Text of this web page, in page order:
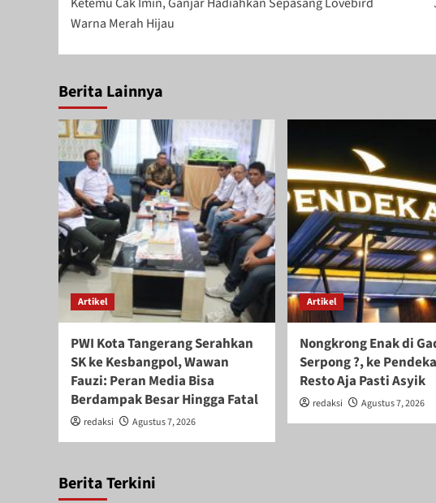
navigation
Warna Merah Hijau
Berita Lainnya
Artikel
PWI Kota Tangerang Serahkan
SK ke Kesbangpol, Wawan
Fauzi: Peran Media Bisa
Berdampak Besar Hingga Fatal
redaksi Agustus 7, 2026
Artikel
Nongkrong Enak di
Serpong ?, ke
Resto Aja Pasti Asyik
redaksi Agustus 7, 2026
Berita Terkini